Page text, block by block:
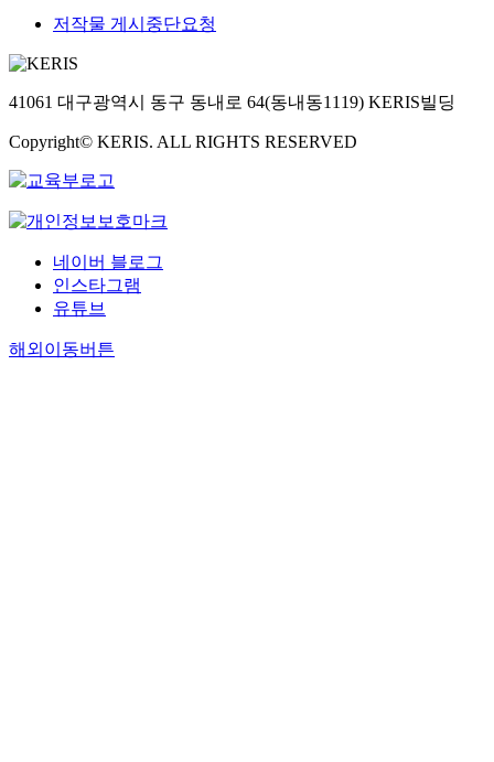
저작물 게시중단요청
41061 대구광역시 동구 동내로 64(동내동1119) KERIS빌딩
Copyright© KERIS. ALL RIGHTS RESERVED
네이버 블로그
인스타그램
유튜브
해외이동버튼